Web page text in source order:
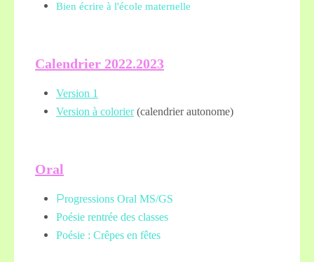
Bien écrire à l'école maternelle
Calendrier 2022.2023
Version 1
Version à colorier(calendrier autonome)
Oral
Progressions Oral MS/GS
Poésie rentrée des classes
Poésie : Crêpes en fêtes